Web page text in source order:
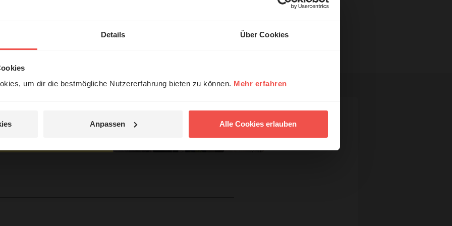
Details Über Cookies
um dir die bestmögliche Nutzererfahrung bieten zu können. Mehr erfahren
Anpassen Alle Cookies erlauben
mal!
unsere Hörerinnen
mit Gott ...
Jetzt Geschichten